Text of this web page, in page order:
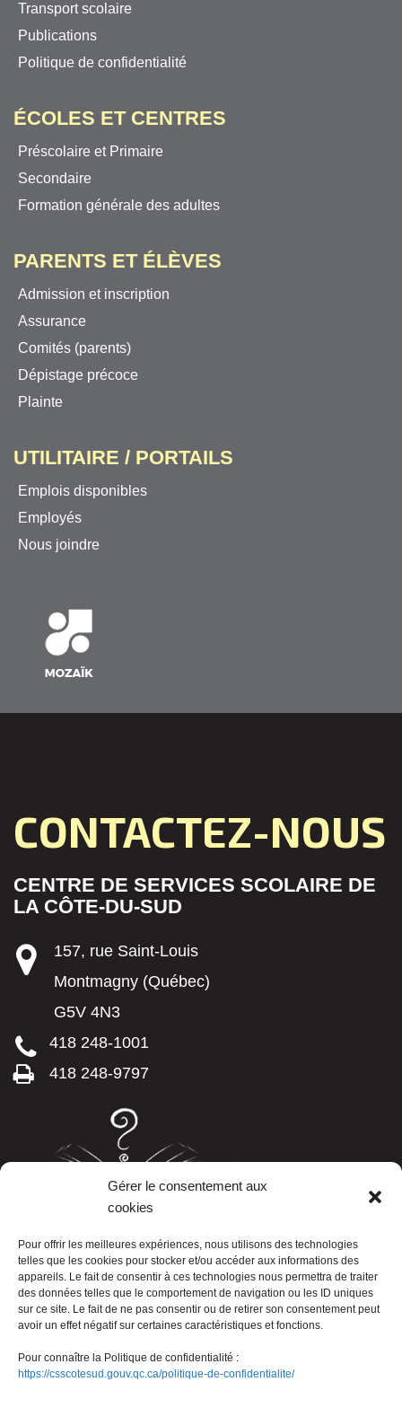
Gérer le consentement aux
cookies
Pour offrir les meilleures expériences, nous utilisons des technologies
telles que les cookies pour stocker et/ou accéder aux informations des
appareils. Le fait de consentir à ces technologies nous permettra de traiter
des données telles que le comportement de navigation ou les ID uniques
sur ce site. Le fait de ne pas consentir ou de retirer son consentement peut
avoir un effet négatif sur certaines caractéristiques et fonctions.
Pour connaître la Politique de confidentialité :
https://csscotesud.gouv.qc.ca/politique-de-confidentialite/
Transport scolaire
Publications
Politique de confidentialité
ÉCOLES ET CENTRES
Préscolaire et Primaire
Secondaire
Formation générale des adultes
PARENTS ET ÉLÈVES
Admission et inscription
Assurance
Comités (parents)
Dépistage précoce
Plainte
UTILITAIRE / PORTAILS
Emplois disponibles
Employés
Nous joindre
CONTACTEZ-NOUS
CENTRE DE SERVICES SCOLAIRE DE
LA CÔTE-DU-SUD
157, rue Saint-Louis
Montmagny (Québec)
G5V 4N3
418 248-1001
418 248-9797
LISTE TÉLÉPHONIQUE
Nous joindre